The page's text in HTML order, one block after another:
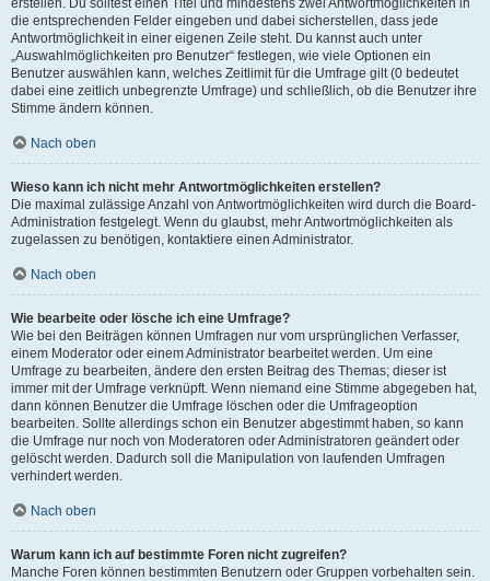
erstellen. Du solltest einen Titel und mindestens zwei Antwortmöglichkeiten in
die entsprechenden Felder eingeben und dabei sicherstellen, dass jede
Antwortmöglichkeit in einer eigenen Zeile steht. Du kannst auch unter
„Auswahlmöglichkeiten pro Benutzer“ festlegen, wie viele Optionen ein
Benutzer auswählen kann, welches Zeitlimit für die Umfrage gilt (0 bedeutet
dabei eine zeitlich unbegrenzte Umfrage) und schließlich, ob die Benutzer ihre
Stimme ändern können.
Nach oben
Wieso kann ich nicht mehr Antwortmöglichkeiten erstellen?
Die maximal zulässige Anzahl von Antwortmöglichkeiten wird durch die Board-
Administration festgelegt. Wenn du glaubst, mehr Antwortmöglichkeiten als
zugelassen zu benötigen, kontaktiere einen Administrator.
Nach oben
Wie bearbeite oder lösche ich eine Umfrage?
Wie bei den Beiträgen können Umfragen nur vom ursprünglichen Verfasser,
einem Moderator oder einem Administrator bearbeitet werden. Um eine
Umfrage zu bearbeiten, ändere den ersten Beitrag des Themas; dieser ist
immer mit der Umfrage verknüpft. Wenn niemand eine Stimme abgegeben hat,
dann können Benutzer die Umfrage löschen oder die Umfrageoption
bearbeiten. Sollte allerdings schon ein Benutzer abgestimmt haben, so kann
die Umfrage nur noch von Moderatoren oder Administratoren geändert oder
gelöscht werden. Dadurch soll die Manipulation von laufenden Umfragen
verhindert werden.
Nach oben
Warum kann ich auf bestimmte Foren nicht zugreifen?
Manche Foren können bestimmten Benutzern oder Gruppen vorbehalten sein.